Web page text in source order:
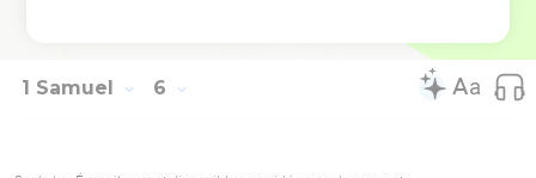
1 Samuel 6